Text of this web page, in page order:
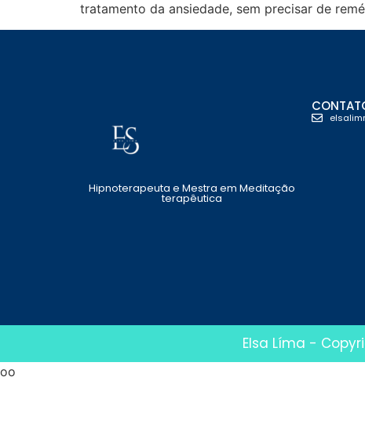
tratamento da ansiedade, sem precisar de
Hipnoterapeuta e Mestra em Meditação
terapêutica
Elsa Líma -
oo